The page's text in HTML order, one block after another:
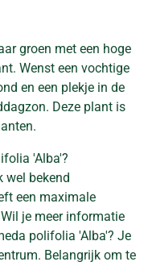
groen met een hoge
Wenst een vochtige
en een plekje in de
Deze plant is
'Alba'?
wel bekend
een maximale
je meer informatie
polifolia 'Alba'? Je
Belangrijk om te